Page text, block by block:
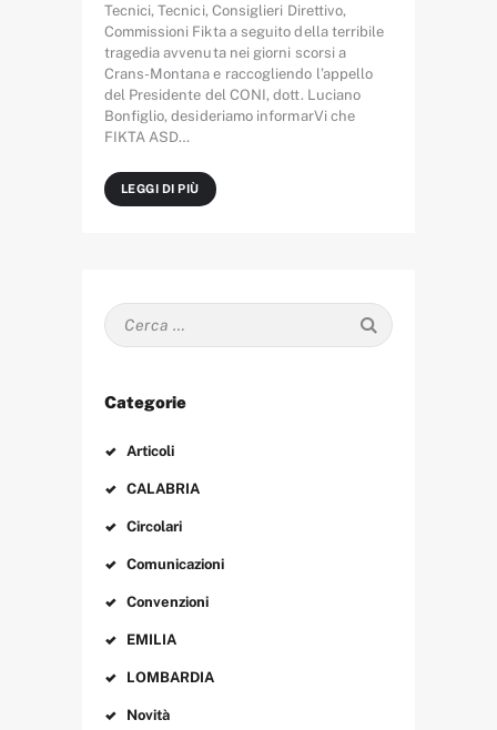
Tecnici, Tecnici, Consiglieri Direttivo,
Commissioni Fikta a seguito della terribile
tragedia avvenuta nei giorni scorsi a
Crans-Montana e raccogliendo l’appello
del Presidente del CONI, dott. Luciano
Bonfiglio, desideriamo informarVi che
FIKTA ASD…
LEGGI DI PIÙ
Ricerca
per:
Categorie
Articoli
CALABRIA
Circolari
Comunicazioni
Convenzioni
EMILIA
LOMBARDIA
Novità